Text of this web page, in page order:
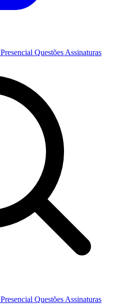
Presencial Questões Assinaturas
Presencial Questões Assinaturas